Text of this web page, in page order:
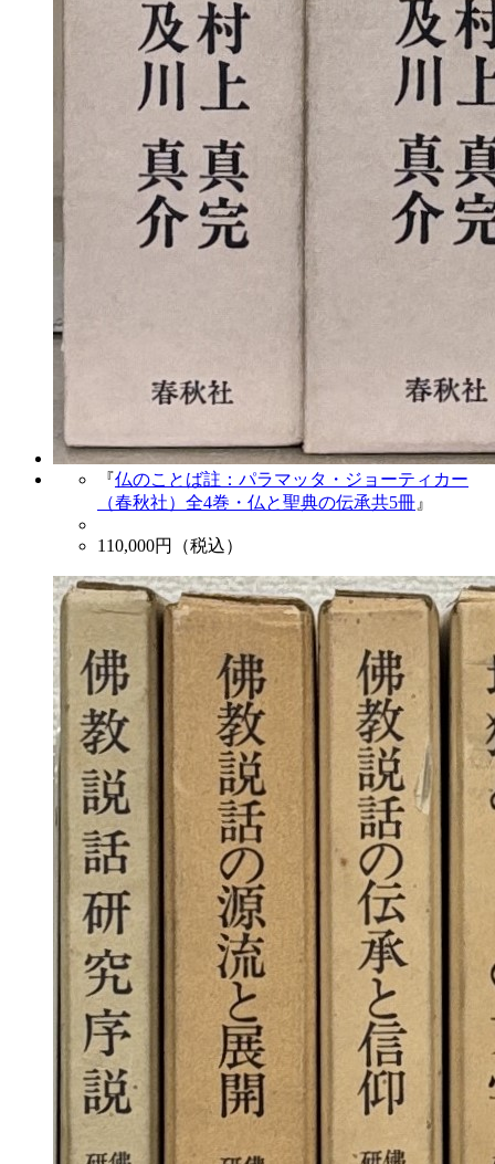
『仏のことば註：パラマッタ・ジョーティカー
（春秋社）全4巻・仏と聖典の伝承共5冊 』
110,000円（税込）